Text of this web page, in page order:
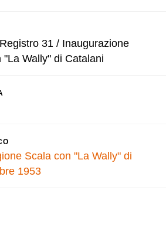
31 / Inaugurazione
Wally" di Catalani
Scala con "La Wally" di
1953